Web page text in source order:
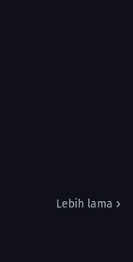
Lebih lama